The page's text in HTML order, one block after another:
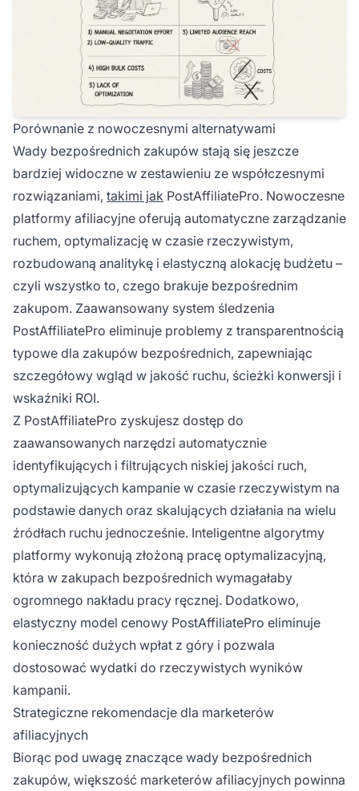
Porównanie z nowoczesnymi alternatywami
Wady bezpośrednich zakupów stają się jeszcze
bardziej widoczne w zestawieniu ze współczesnymi
rozwiązaniami, takimi jak PostAffiliatePro. Nowoczesne
platformy afiliacyjne oferują automatyczne zarządzanie
ruchem, optymalizację w czasie rzeczywistym,
rozbudowaną analitykę i elastyczną alokację budżetu –
czyli wszystko to, czego brakuje bezpośrednim
zakupom. Zaawansowany system śledzenia
PostAffiliatePro eliminuje problemy z transparentnością
typowe dla zakupów bezpośrednich, zapewniając
szczegółowy wgląd w jakość ruchu, ścieżki konwersji i
wskaźniki ROI.
Z PostAffiliatePro zyskujesz dostęp do
zaawansowanych narzędzi automatycznie
identyfikujących i filtrujących niskiej jakości ruch,
optymalizujących kampanie w czasie rzeczywistym na
podstawie danych oraz skalujących działania na wielu
źródłach ruchu jednocześnie. Inteligentne algorytmy
platformy wykonują złożoną pracę optymalizacyjną,
która w zakupach bezpośrednich wymagałaby
ogromnego nakładu pracy ręcznej. Dodatkowo,
elastyczny model cenowy PostAffiliatePro eliminuje
konieczność dużych wpłat z góry i pozwala
dostosować wydatki do rzeczywistych wyników
kampanii.
Strategiczne rekomendacje dla marketerów
afiliacyjnych
Biorąc pod uwagę znaczące wady bezpośrednich
zakupów, większość marketerów afiliacyjnych powinna